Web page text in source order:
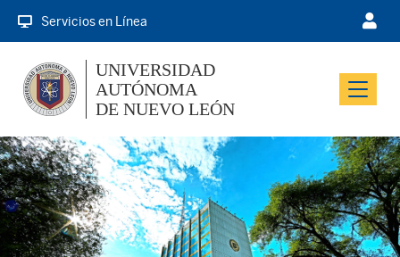
Servicios en Línea
Menu
UNIVERSIDAD
AUTÓNOMA
DE NUEVO LEÓN